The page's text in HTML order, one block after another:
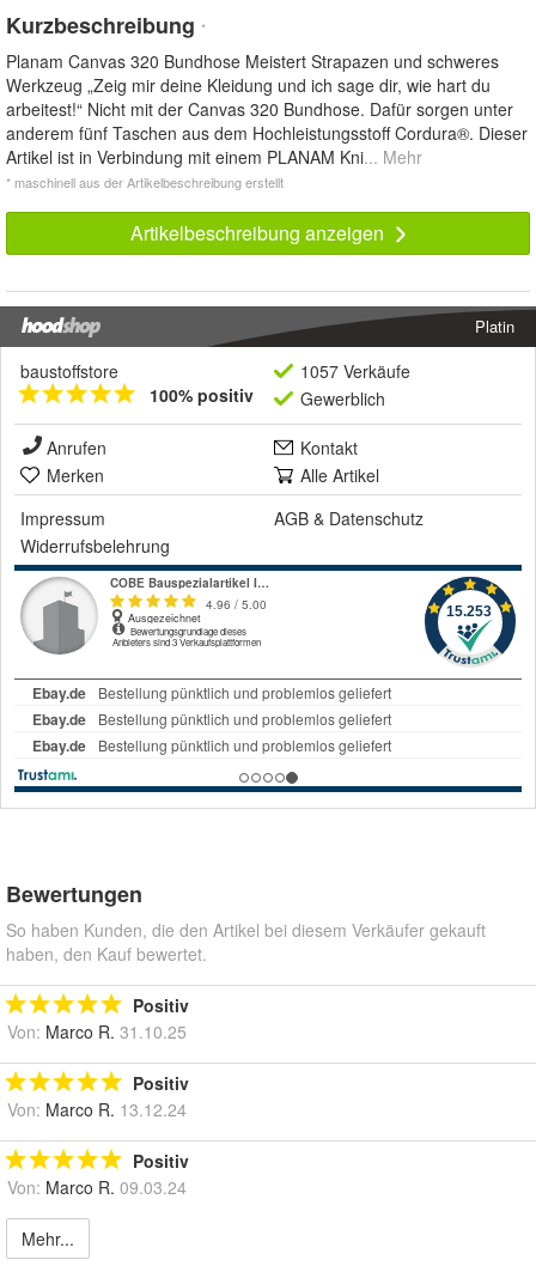
Kurzbeschreibung *
Planam Canvas 320 Bundhose Meistert Strapazen und schweres
Werkzeug „Zeig mir deine Kleidung und ich sage dir, wie hart du
arbeitest!“ Nicht mit der Canvas 320 Bundhose. Dafür sorgen unter
anderem fünf Taschen aus dem Hochleistungsstoff Cordura®. Dieser
Artikel ist in Verbindung mit einem PLANAM Kni... Mehr
* maschinell aus der Artikelbeschreibung erstellt
Artikelbeschreibung anzeigen
Platin
baustoffstore
100% positiv
1057 Verkäufe
Gewerblich
Anrufen
Kontakt
Merken
Alle Artikel
Impressum
AGB & Datenschutz
Widerrufsbelehrung
Bewertungen
So haben Kunden, die den Artikel bei diesem Verkäufer gekauft
haben, den Kauf bewertet.
Positiv
Von: Marco R. 31.10.25
Positiv
Von: Marco R. 13.12.24
Positiv
Von: Marco R. 09.03.24
Mehr...